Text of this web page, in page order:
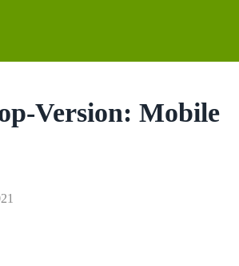
Version: Mobile